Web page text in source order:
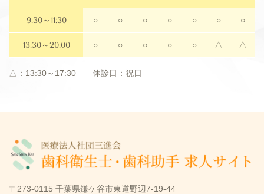
9:30～11:30 ○ ○ ○ ○ ○ ○ ○
13:30～20:00 ○ ○ ○ ○ ○ △ △
△：13:30～17:30 休診日：祝日
〒273-0115 千葉県鎌ケ谷市東道野辺7-19-44